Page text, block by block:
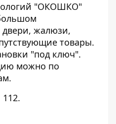
"ОКОШКО"
двери, жалюзи,
товары.
"под ключ".
можно по
112.